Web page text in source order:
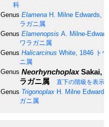
科
Genus Elamena H. Milne Edwards,
ラガニ属
Genus Elamenopsis A. Milne-
ワラガニ属
Genus Halicarcinus White, 1846 ト
ニ属
Genus NeorhynchoplaxSakai,
ラガニ属
直下の階級を表示
Genus Trigonoplax H. Milne
ガニ属